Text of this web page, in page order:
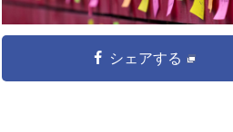
シェアする